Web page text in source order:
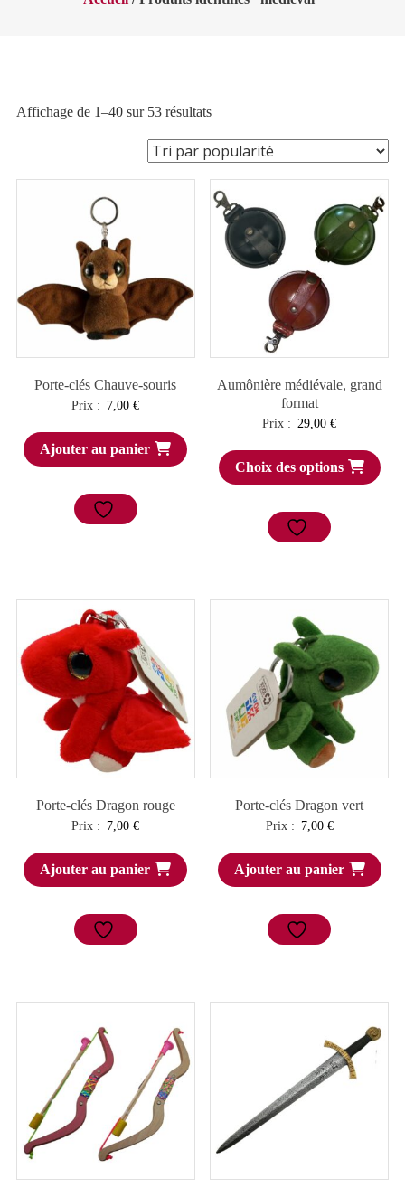
Affichage de 1–40 sur 53 résultatsTrié
par
popularité
Porte-clés Chauve-souris
Prix : 7,00€
Ajouter au panier
Aumônière médiévale, grand
format
Prix : 29,00€
Choix des options
Porte-clés Dragon rouge
Prix : 7,00€
Ajouter au panier
Porte-clés Dragon vert
Prix : 7,00 €
Ajouter au panier